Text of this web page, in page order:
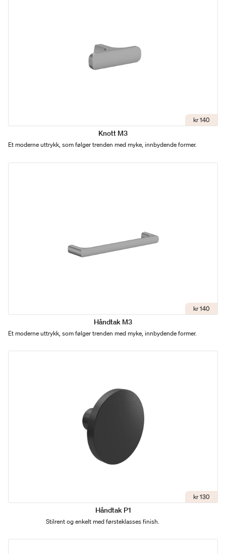
kr 140
Knott M3
Et moderne uttrykk, som følger trenden med myke, innbydende former.
kr 140
Håndtak M3
Et moderne uttrykk, som følger trenden med myke, innbydende former.
kr 130
Håndtak P1
Stilrent og enkelt med førsteklasses finish.